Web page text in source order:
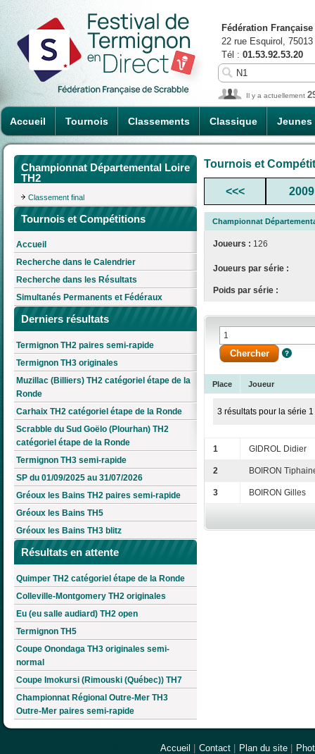
Accueil Tournois Classements Classique Jeunes
Fédération
22 rue Esquirol,
Tél : 01.53.92.53.20
Il y a actuellement
Championnat Départemental Loire
TH2
Classement final
Tournois et Compétitions
Accueil
Recherche dans le Calendrier
Recherche dans les Résultats
Simultanés Permanents et Fédéraux
Derniers résultats
Termignon TH2 paires semi-rapide
Termignon TH3 originales
Muzillac (Billiers) TH2 catégoriel étape de la
Ronde
Carhaix TH2 catégoriel étape de la Ronde
Scrabble du Sud Goëlo (Plourhan) TH2
catégoriel étape de la Ronde
Termignon TH3 semi-rapide
SP du 01/09/2025 au 31/07/2026
Gréoux les Bains TH2 paires semi-rapide
Gréoux les Bains TH5
Gréoux les Bains TH3 blitz
Résultats en attente
Quimper TH2 catégoriel étape de la Ronde
Colleville-Montgomery TH2 originales
Eu (eu salle audiard) TH2 open
Termignon TH5
Coupe Onondaga TH3 originales semi-
normal
Coupe Imokursi (Rimouski (Québec)) TH7
Championnat Régional Outre-Mer TH3
Outre-Mer paires semi-rapide
Tournois et
<<< 2009
Championnat
Joueurs : 126
Joueurs par série :
Poids par série :
Place Joueur
3 résultats pour la série 1
1 GIDROL Didier
2 BOIRON
3 BOIRON Gilles
Accueil Contact Plan du site